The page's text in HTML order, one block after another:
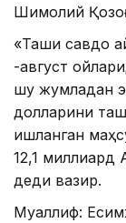
Шимолий
«Ташқи савдо
-август
шу жумладан
долларини
ишланган
12,1
деди вазир.
Муаллиф: